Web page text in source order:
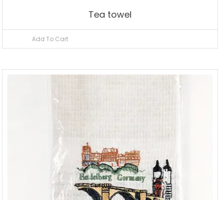
Tea towel
Add To Cart